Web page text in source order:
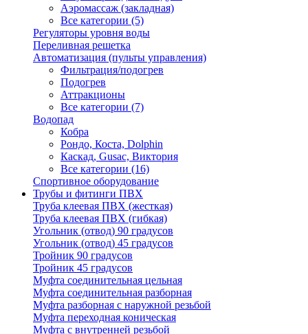
Аэромассаж (закладная)
Все категории (5)
Регуляторы уровня воды
Переливная решетка
Автоматизация (пульты управления)
Фильтрация/подогрев
Подогрев
Аттракционы
Все категории (7)
Водопад
Кобра
Рондо, Коста, Dolphin
Каскад, Gusac, Виктория
Все категории (16)
Спортивное оборудование
Трубы и фитинги ПВХ
Труба клеевая ПВХ (жесткая)
Труба клеевая ПВХ (гибкая)
Угольник (отвод) 90 градусов
Угольник (отвод) 45 градусов
Тройник 90 градусов
Тройник 45 градусов
Муфта соединительная цельная
Муфта соединительная разборная
Муфта разборная с наружной резьбой
Муфта переходная коническая
Муфта с внутренней резьбой